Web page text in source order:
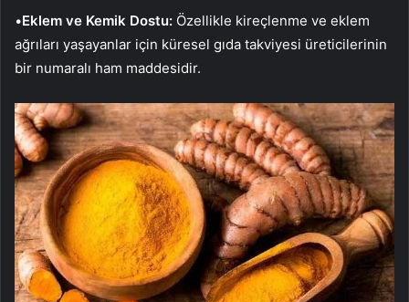
•Eklem ve Kemik Dostu: Özellikle kireçlenme ve eklem
ağrıları yaşayanlar için küresel gıda takviyesi üreticilerinin
bir numaralı ham maddesidir.